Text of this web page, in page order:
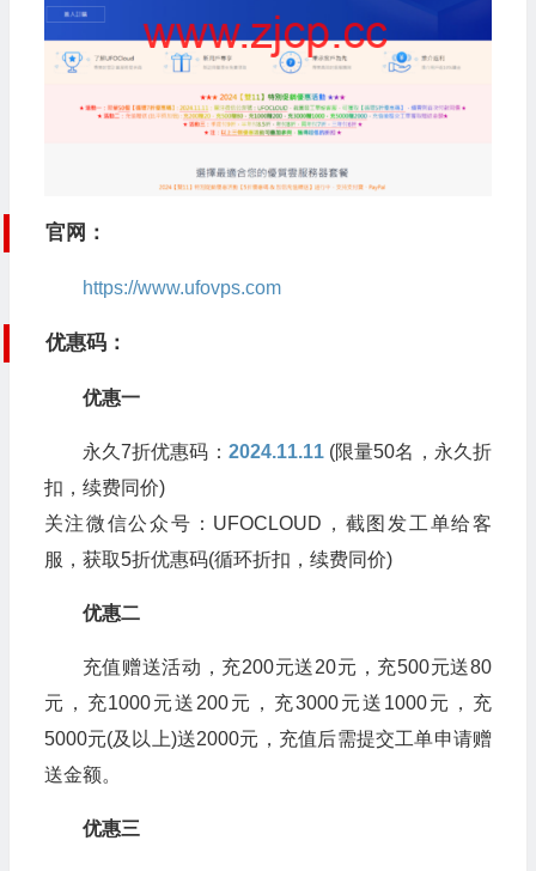
官网：
https://www.ufovps.com
优惠码：
优惠一
永久7折优惠码： 2024.11.11(限量50名，永久折
扣，续费同价)
关注微信公众号：UFOCLOUD，截图发工单给客
服，获取5折优惠码(循环折扣，续费同价)
优惠二
充值赠送活动，充200元送20元，充500元送80
元，充1000元送200元，充3000元送1000元，充
5000元(及以上)送2000元，充值后需提交工单申请赠
送金额。
优惠三